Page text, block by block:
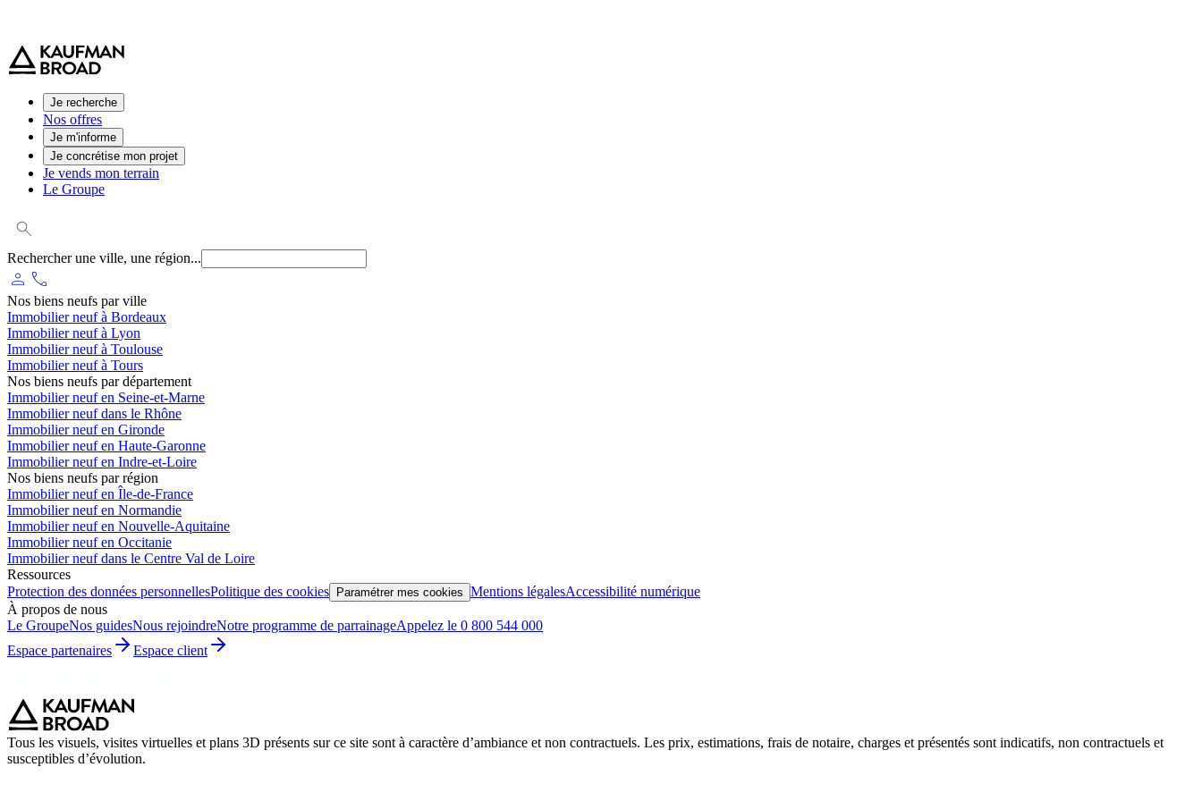
Je recherche
Nos offres
Je m'informe
Je concrétise mon projet
Je vends mon terrain
Le Groupe
Rechercher une ville, une région...
person phone
Nos biens neufs par ville
Immobilier neuf à Bordeaux
Immobilier neuf à Lyon
Immobilier neuf à Toulouse
Immobilier neuf à Tours
Nos biens neufs par département
Immobilier neuf en Seine-et-Marne
Immobilier neuf dans le Rhône
Immobilier neuf en Gironde
Immobilier neuf en Haute-Garonne
Immobilier neuf en Indre-et-Loire
Nos biens neufs par région
Immobilier neuf en Île-de-France
Immobilier neuf en Normandie
Immobilier neuf en Nouvelle-Aquitaine
Immobilier neuf en Occitanie
Immobilier neuf dans le Centre Val de Loire
Ressources
Protection des données personnellesPolitique des cookies Paramétrer mes cookies Mentions légalesAccessibilité numérique
À propos de nous
Le GroupeNos guidesNous rejoindreNotre programme de parrainageAppelez le 0 800 544 000
Espace partenaires
Espace client
Tous les visuels, visites virtuelles et plans 3D présents sur ce site sont à caractère d’ambiance et non contractuels. Les prix, estimations, frais de notaire, charges et présentés sont indicatifs, non contractuels et
susceptibles d’évolution.